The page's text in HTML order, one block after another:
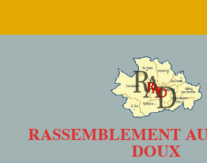
RASSEMBLEMENT
DOUX